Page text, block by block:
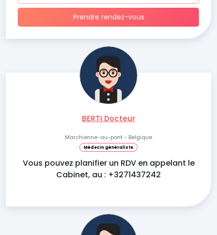
Prendre rendez-vous
BERTI Docteur
Marchienne-au-pont - Belgique
Médecin généraliste
Vous pouvez planifier un RDV en appelant le
Cabinet, au : +3271437242